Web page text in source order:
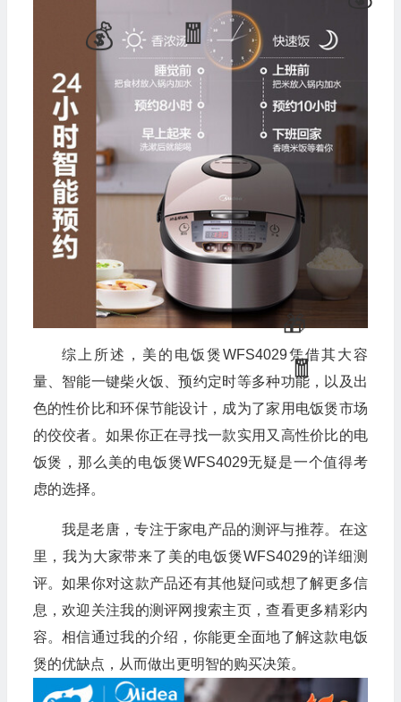
综上所述，美的电饭煲WFS4029凭借其大容
量、智能一键柴火饭、预约定时等多种功能，以及出
色的性价比和环保节能设计，成为了家用电饭煲市场
的佼佼者。如果你正在寻找一款实用又高性价比的电
饭煲，那么美的电饭煲WFS4029无疑是一个值得考
虑的选择。
我是老唐，专注于家电产品的测评与推荐。在这
里，我为大家带来了美的电饭煲WFS4029的详细测
评。如果你对这款产品还有其他疑问或想了解更多信
息，欢迎关注我的测评网搜索主页，查看更多精彩内
容。相信通过我的介绍，你能更全面地了解这款电饭
煲的优缺点，从而做出更明智的购买决策。
🧧
🧧